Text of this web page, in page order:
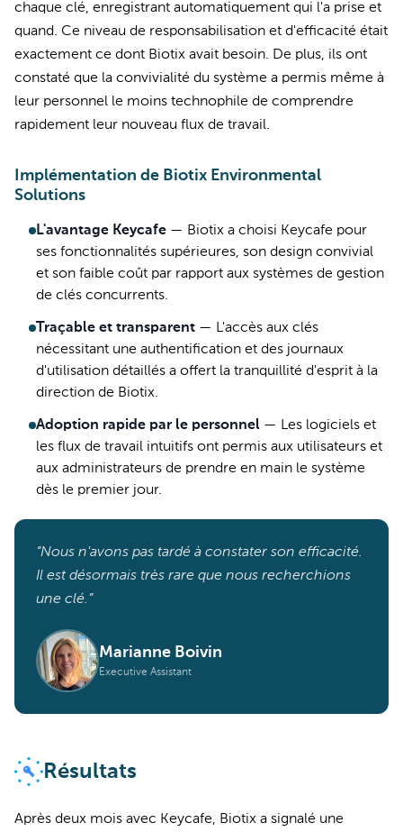
chaque clé, enregistrant automatiquement qui l'a prise et
quand. Ce niveau de responsabilisation et d'efficacité était
exactement ce dont Biotix avait besoin. De plus, ils ont
constaté que la convivialité du système a permis même à
leur personnel le moins technophile de comprendre
rapidement leur nouveau flux de travail.
Implémentation de Biotix Environmental
Solutions
L'avantage Keycafe — Biotix a choisi Keycafe pour
ses fonctionnalités supérieures, son design convivial
et son faible coût par rapport aux systèmes de gestion
de clés concurrents.
Traçable et transparent — L'accès aux clés
nécessitant une authentification et des journaux
d'utilisation détaillés a offert la tranquillité d'esprit à la
direction de Biotix.
Adoption rapide par le personnel — Les logiciels et
les flux de travail intuitifs ont permis aux utilisateurs et
aux administrateurs de prendre en main le système
dès le premier jour.
“Nous n'avons pas tardé à constater son efficacité.
Il est désormais très rare que nous recherchions
une clé.”
Marianne Boivin
Executive Assistant
Résultats
Après deux mois avec Keycafe, Biotix a signalé une